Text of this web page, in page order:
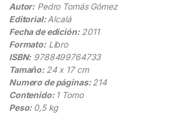
Autor: Pedro Tomás Gómez
Editorial:Alcalá
Fecha de edición:2011
Formato:Libro
ISBN: 9788499764733
Tamaño: 24 x 17 cm
Numero de páginas:214
Contenido: 1 Tomo
Peso: 0,5 kg